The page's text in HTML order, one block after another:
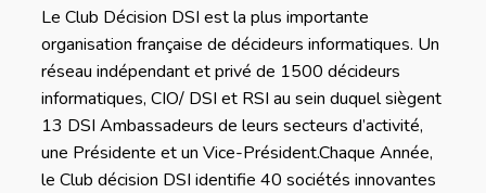
Le Club Décision DSI est la plus importante
organisation française de décideurs informatiques. Un
réseau indépendant et privé de 1500 décideurs
informatiques, CIO/ DSI et RSI au sein duquel siègent
13 DSI Ambassadeurs de leurs secteurs d’activité,
une Présidente et un Vice-Président.Chaque Année,
le Club décision DSI identifie 40 sociétés innovantes